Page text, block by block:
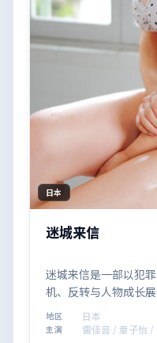
日本
迷城来信
迷城来信是一部以犯
机、反转与人物成长
观看。
地区 日本
主演
雷佳音 / 章子怡 /